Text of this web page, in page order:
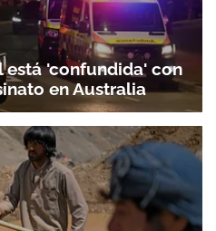
está 'confundida' con
en Australia